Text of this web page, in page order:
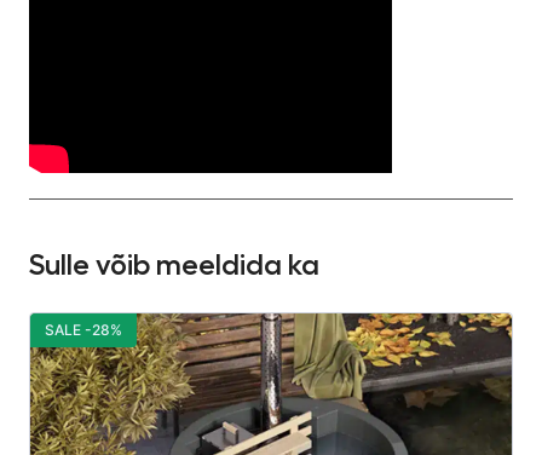
Sulle võib meeldida ka
SALE -28%